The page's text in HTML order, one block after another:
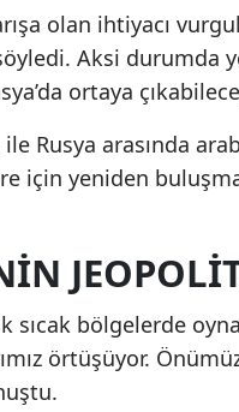
olan ihtiyacı
Aksi durumda
ortaya
ile Rusya arasında
için yeniden
bölgelerde
örtüşüyor.